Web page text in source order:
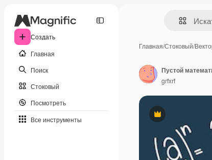
Создать
Главная
Поиск
Стоковый
Посмотреть
Все инструменты
Главная/Стоковый/
Премиум
Пустой
grfxrf